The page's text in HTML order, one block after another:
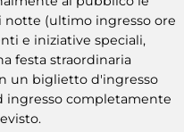
notte (ultimo ingresso ore
e iniziative speciali,
festa straordinaria
un biglietto d'ingresso
ingresso completamente